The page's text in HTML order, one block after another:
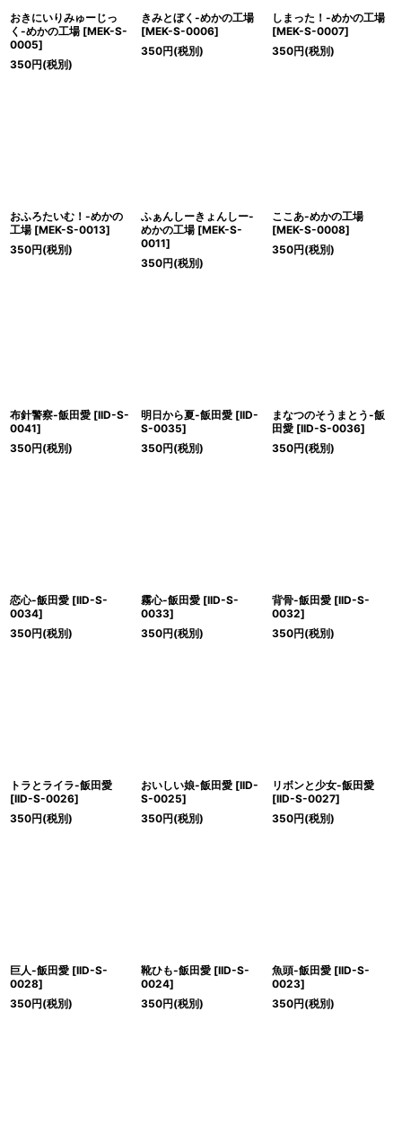
おきにいりみゅーじっ
く-めかの工場 [MEK-S-
0005]
350円(税別)
きみとぼく-めかの工場
[MEK-S-0006]
350円(税別)
しまった！-めかの工場
[MEK-S-0007]
350円(税別)
おふろたいむ！-めかの
工場 [MEK-S-0013]
350円(税別)
ふぁんしーきょんしー-
めかの工場 [MEK-S-
0011]
350円(税別)
ここあ-めかの工場
[MEK-S-0008]
350円(税別)
布針警察-飯田愛 [IID-S-
0041]
350円(税別)
明日から夏-飯田愛 [IID-
S-0035]
350円(税別)
まなつのそうまとう-飯
田愛 [IID-S-0036]
350円(税別)
恋心-飯田愛 [IID-S-
0034]
350円(税別)
霧心-飯田愛 [IID-S-
0033]
350円(税別)
背骨-飯田愛 [IID-S-
0032]
350円(税別)
トラとライラ-飯田愛
[IID-S-0026]
350円(税別)
おいしい娘-飯田愛 [IID-
S-0025]
350円(税別)
リボンと少女-飯田愛
[IID-S-0027]
350円(税別)
巨人-飯田愛 [IID-S-
0028]
350円(税別)
靴ひも-飯田愛 [IID-S-
0024]
350円(税別)
魚頭-飯田愛 [IID-S-
0023]
350円(税別)